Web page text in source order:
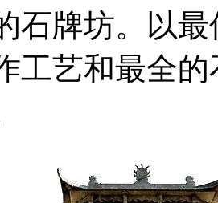
石牌坊。以
工艺和最全